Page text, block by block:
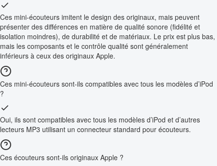
Ces mini-écouteurs imitent le design des originaux, mais peuvent
présenter des différences en matière de qualité sonore (fidélité et
isolation moindres), de durabilité et de matériaux. Le prix est plus bas,
mais les composants et le contrôle qualité sont généralement
inférieurs à ceux des originaux Apple.
Ces mini-écouteurs sont-ils compatibles avec tous les modèles d’iPod
?
Oui, ils sont compatibles avec tous les modèles d’iPod et d’autres
lecteurs MP3 utilisant un connecteur standard pour écouteurs.
Ces écouteurs sont-ils originaux Apple ?